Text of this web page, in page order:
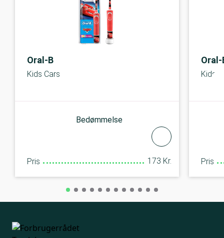
Oral-B
Kids Cars
Bedømmelse
Pris 173 Kr.
Oral-
Kids
Pris